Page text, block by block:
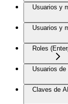
Usuarios y
Usuarios y
Roles
Usuarios
Claves de